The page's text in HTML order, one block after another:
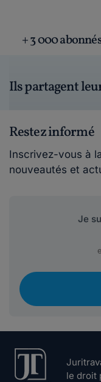
+ 3 000
Ils partagent
Restez informé
Inscrivez-vous à
nouveautés et
le droit